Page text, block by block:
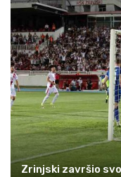
Zrinjski završio